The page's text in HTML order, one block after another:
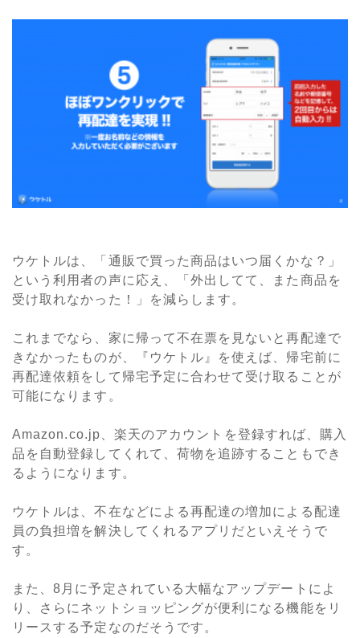
ウケトルは、「通販で買った商品はいつ届くかな？」
という利用者の声に応え、「外出してて、また商品を
受け取れなかった！」を減らします。
これまでなら、家に帰って不在票を見ないと再配達で
きなかったものが、『ウケトル』を使えば、帰宅前に
再配達依頼をして帰宅予定に合わせて受け取ることが
可能になります。
Amazon.co.jp、楽天のアカウントを登録すれば、購入
品を自動登録してくれて、荷物を追跡することもでき
るようになります。
ウケトルは、不在などによる再配達の増加による配達
員の負担増を解決してくれるアプリだといえそうで
す。
また、8月に予定されている大幅なアップデートによ
り、さらにネットショッピングが便利になる機能をリ
リースする予定なのだそうです。